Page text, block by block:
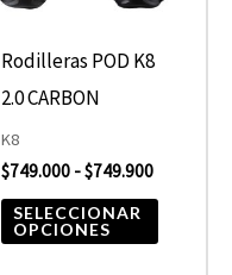
Rodilleras POD K8
2.0 CARBON
K8
$749.000 -$749.900
SELECCIONAR
OPCIONES
en
la